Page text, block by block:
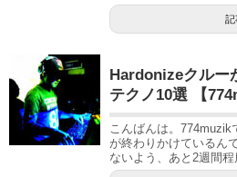
記
Hardonizeクルー
テクノ10選 【
こんばんは。
が終わりかけているん
ないよう、あと2週間程